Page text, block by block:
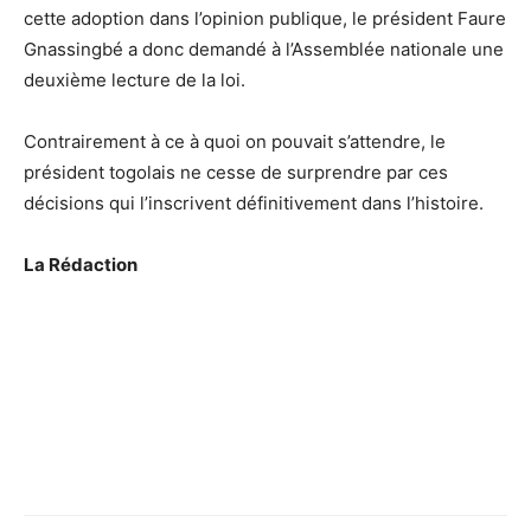
cette adoption dans l’opinion publique, le président Faure
Gnassingbé a donc demandé à l’Assemblée nationale une
deuxième lecture de la loi.
Contrairement à ce à quoi on pouvait s’attendre, le
président togolais ne cesse de surprendre par ces
décisions qui l’inscrivent définitivement dans l’histoire.
La Rédaction